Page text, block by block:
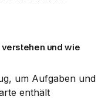
und wie
um Aufgaben und
enthält